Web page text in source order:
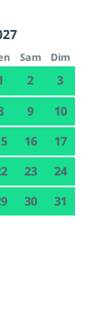
Sam Dim
2
3
9
10
16
17
23
24
30 31